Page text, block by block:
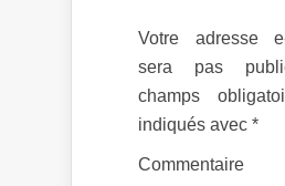
Votre adresse
sera pas
champs
indiqués avec *